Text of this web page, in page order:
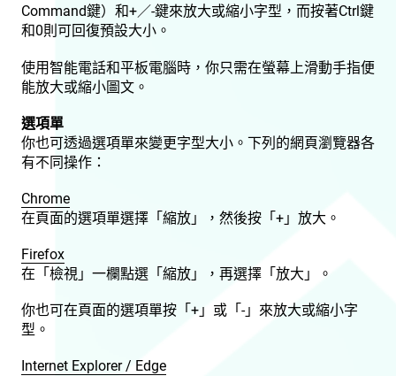
Command鍵）和+／-鍵來放大或縮小字型，而按著Ctrl鍵
和0則可回復預設大小。
使用智能電話和平板電腦時，你只需在螢幕上滑動手指便
能放大或縮小圖文。
選項單
你也可透過選項單來變更字型大小。下列的網頁瀏覽器各
有不同操作：
Chrome
在頁面的選項單選擇「縮放」，然後按「+」放大。
Firefox
在「檢視」一欄點選「縮放」，再選擇「放大」。
你也可在頁面的選項單按「+」或「-」來放大或縮小字
型。
Internet Explorer / Edge